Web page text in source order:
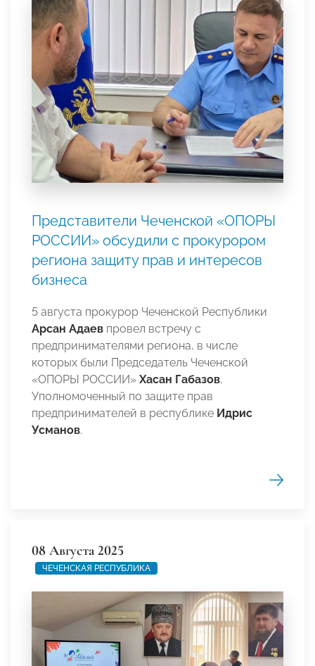
Представители Чеченской «ОПОРЫ
РОССИИ» обсудили с прокурором
региона защиту прав и интересов
бизнеса
5 августа прокурор Чеченской Республики
Арсан Адаев провел встречу с
предпринимателями региона, в числе
которых были Председатель Чеченской
«ОПОРЫ РОССИИ» Хасан Габазов,
Уполномоченный по защите прав
предпринимателей в республике Идрис
Усманов.
08 Августа 2025
ЧЕЧЕНСКАЯ РЕСПУБЛИКА